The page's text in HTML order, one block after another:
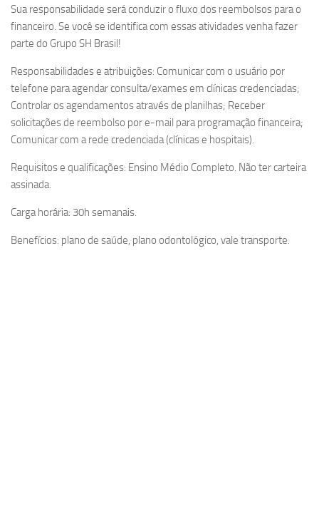
Sua responsabilidade será conduzir o fluxo dos reembolsos para o
financeiro. Se você se identifica com essas atividades venha fazer
parte do Grupo SH Brasil!
Responsabilidades e atribuições: Comunicar com o usuário por
telefone para agendar consulta/exames em clínicas credenciadas;
Controlar os agendamentos através de planilhas; Receber
solicitações de reembolso por e-mail para programação financeira;
Comunicar com a rede credenciada (clínicas e hospitais).
Requisitos e qualificações: Ensino Médio Completo. Não ter carteira
assinada.
Carga horária: 30h semanais.
Benefícios: plano de saúde, plano odontológico, vale transporte.